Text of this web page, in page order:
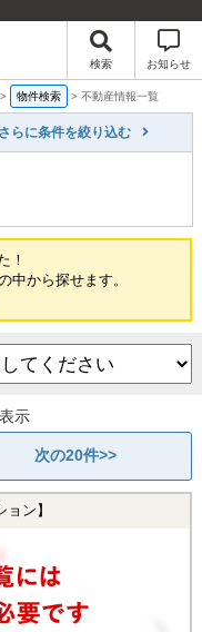
検索 お知らせ
> 物件検索 > 不動産情報一覧
さらに条件を絞り込む
！
中から探せます。
示
次の20件>>
ン】